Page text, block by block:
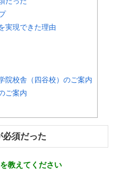
実現できた理由
院校舎（四谷校）のご案内
ご案内
必須だった
教えてください